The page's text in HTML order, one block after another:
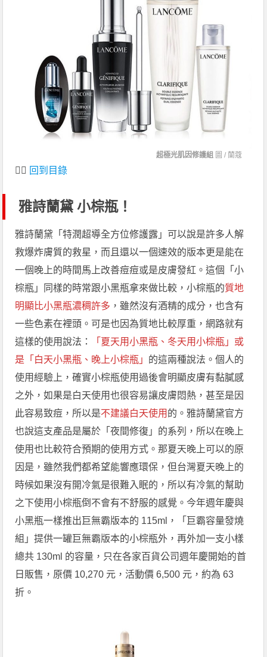
超極光肌因修護組 圖 / 蘭蔻
👆🏻 回到目錄
雅詩蘭黛 小棕瓶！
雅詩蘭黛「特潤超導全方位修護露」可以說是許多人解
救爆炸膚質的救星，而且還以一個速效的版本更是能在
一個晚上的時間馬上改善痘痘或是皮膚發紅。這個「小
棕瓶」同樣的時常跟小黑瓶拿來做比較，小棕瓶的質地
明顯比小黑瓶濃稠許多 ，雖然沒有酒精的成分，也含有
一些色素在裡頭。可是也因為質地比較厚重，網路就有
這樣的使用說法：
「夏天用小黑瓶、冬天用小棕瓶」或
是「白天小黑瓶、晚上小棕瓶」 的這兩種說法。個人的
使用經驗上，確實小棕瓶使用過後會明顯皮膚有黏膩感
之外，如果是白天使用也很容易讓皮膚悶熱，甚至是因
此容易致痘，所以是不建議白天使用 的。雅詩蘭黛官方
也說這支產品是屬於「夜間修復」的系列，所以在晚上
使用也比較符合預期的使用方式。那夏天晚上可以的原
因是，雖然我們都希望能響應環保，但台灣夏天晚上的
時候如果沒有開冷氣是很難入眠的，所以有冷氣的幫助
之下使用小棕瓶倒不會有不舒服的感覺。今年週年慶與
小黑瓶一樣推出巨無霸版本的 115ml，「巨霸容量發燒
組」提供一罐巨無霸版本的小棕瓶外，再外加一支小樣
總共 130ml 的容量，只在各家百貨公司週年慶開始的首
日販售，原價 10,270 元，活動價 6,500 元，約為 63
折。